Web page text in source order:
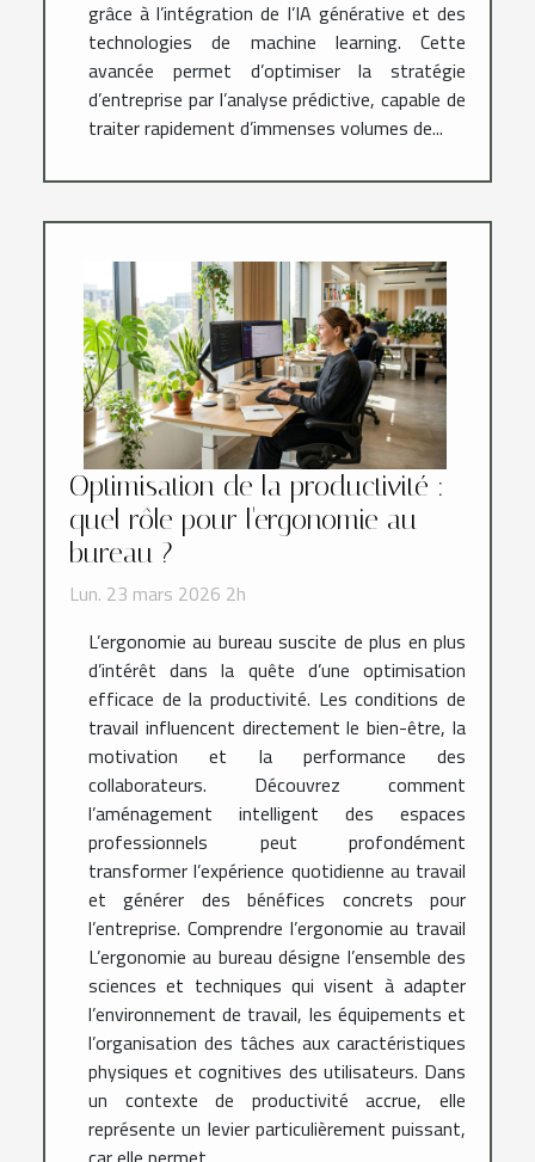
grâce à l’intégration de l’IA générative et des
technologies de machine learning. Cette
avancée permet d’optimiser la stratégie
d’entreprise par l’analyse prédictive, capable de
traiter rapidement d’immenses volumes de...
Optimisation de la productivité :
quel rôle pour l'ergonomie au
bureau ?
Lun. 23 mars 2026 2h
L’ergonomie au bureau suscite de plus en plus
d’intérêt dans la quête d’une optimisation
efficace de la productivité. Les conditions de
travail influencent directement le bien-être, la
motivation et la performance des
collaborateurs. Découvrez comment
l’aménagement intelligent des espaces
professionnels peut profondément
transformer l’expérience quotidienne au travail
et générer des bénéfices concrets pour
l’entreprise. Comprendre l’ergonomie au travail
L’ergonomie au bureau désigne l’ensemble des
sciences et techniques qui visent à adapter
l’environnement de travail, les équipements et
l’organisation des tâches aux caractéristiques
physiques et cognitives des utilisateurs. Dans
un contexte de productivité accrue, elle
représente un levier particulièrement puissant,